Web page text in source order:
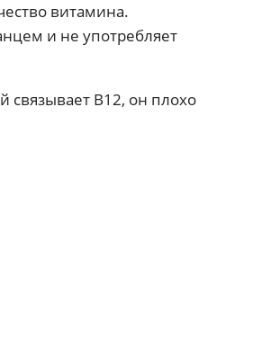
витамина.
и не употребляет
связывает В12, он плохо